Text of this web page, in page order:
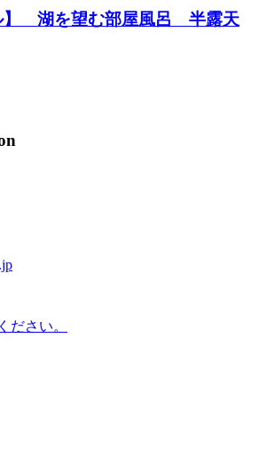
】 湖を望む部屋風呂 半露天
ださい。